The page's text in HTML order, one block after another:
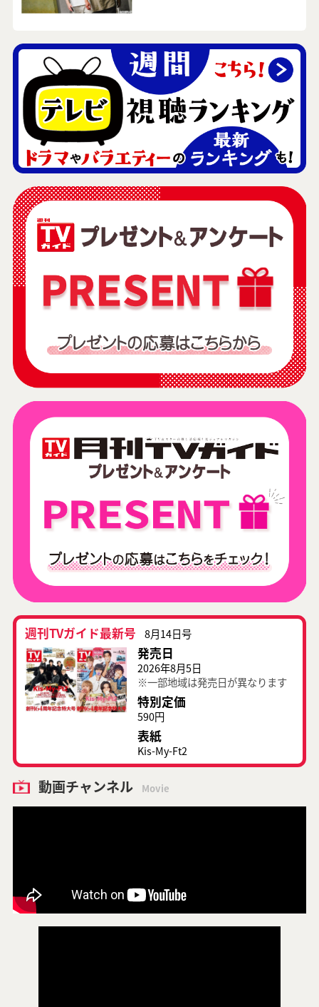
週刊TVガイド最新号 8月14日号
発売日
2026年8月5日
※一部地域は発売日が異なります
特別定価
590円
表紙
Kis-My-Ft2
動画チャンネル Movie